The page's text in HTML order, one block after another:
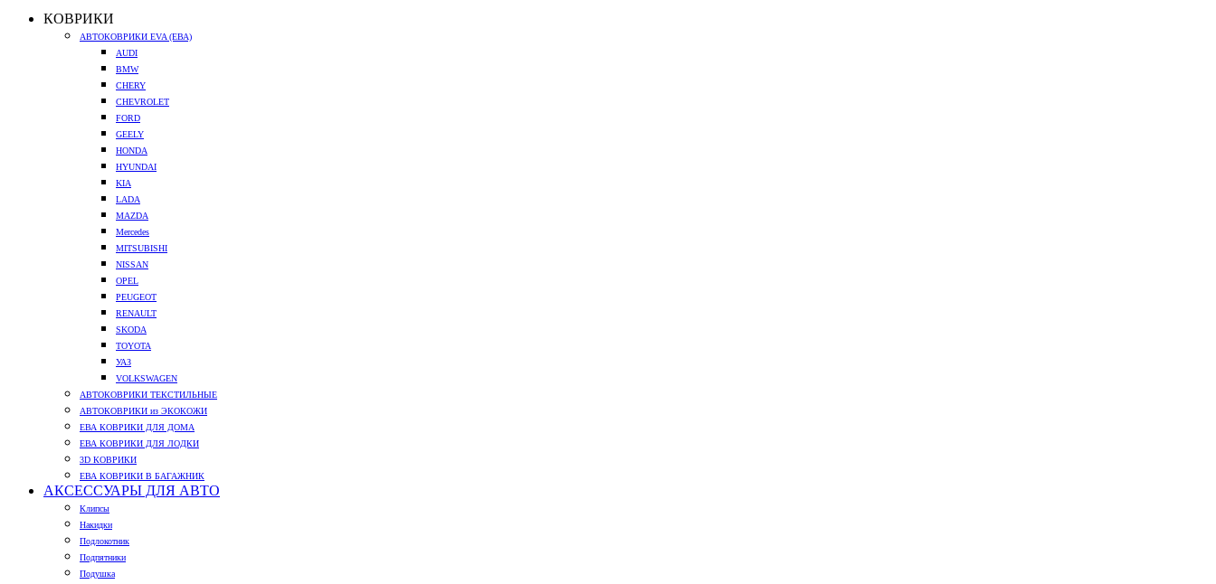
КОВРИКИ
АВТОКОВРИКИ EVA (ЕВА)
AUDI
BMW
CHERY
CHEVROLET
FORD
GEELY
HONDA
HYUNDAI
KIA
LADA
MAZDA
Mercedes
MITSUBISHI
NISSAN
OPEL
PEUGEOT
RENAULT
SKODA
TOYOTA
УАЗ
VOLKSWAGEN
АВТОКОВРИКИ ТЕКСТИЛЬНЫЕ
АВТОКОВРИКИ из ЭКОКОЖИ
ЕВА КОВРИКИ ДЛЯ ДОМА
ЕВА КОВРИКИ ДЛЯ ЛОДКИ
3D КОВРИКИ
ЕВА КОВРИКИ В БАГАЖНИК
АКСЕССУАРЫ ДЛЯ АВТО
Клипсы
Накидки
Подлокотник
Подпятники
Подушка